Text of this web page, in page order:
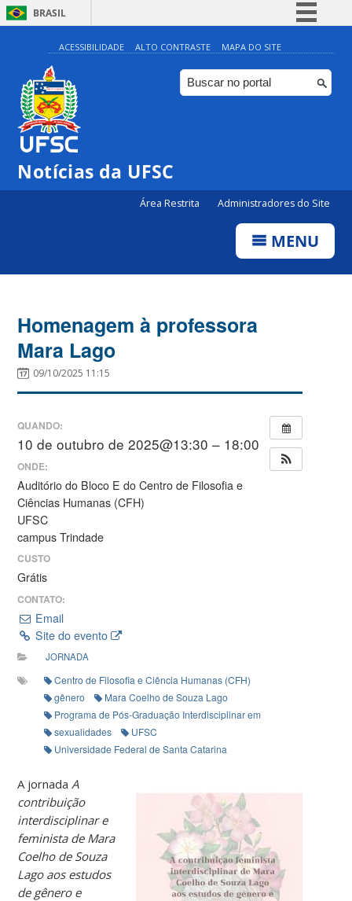
BRASIL
Simplifique!
Comunica BR
Participe
ACESSIBILIDADE ALTO CONTRASTE MAPA DO SITE
Notícias da UFSC
Área Restrita Administradores do Site
MENU
Homenagem à professora
Mara Lago
09/10/2025 11:15
QUANDO:
10 de outubro de 2025@13:30 – 18:00
ONDE:
Auditório do Bloco E do Centro de Filosofia e
Ciências Humanas (CFH)
UFSC
campus Trindade
CUSTO
Grátis
CONTATO:
Email
Site do evento
JORNADA
Centro de Filosofia e Ciência Humanas (CFH)
gênero
Mara Coelho de Souza Lago
Programa de Pós-Graduação Interdisciplinar em Ciências Humanas
sexualidades
UFSC
Universidade Federal de Santa Catarina
A jornada A
contribuição
interdisciplinar e
feminista de Mara
Coelho de Souza
Lago aos estudos
de gênero e